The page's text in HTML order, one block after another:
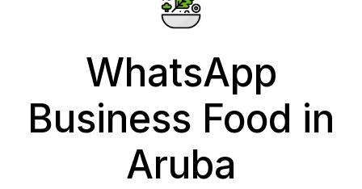
WhatsApp
Business Food in
Aruba